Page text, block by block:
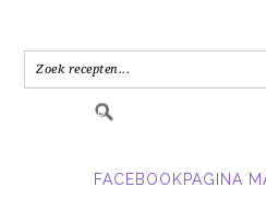
in.....
FACEBOOKPAGINA